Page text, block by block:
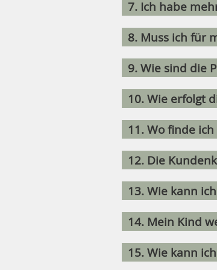
7. Ich habe
8. Muss ich für
9. Wie sind die
10. Wie erfolgt
11. Wo finde
12. Die
13. Wie kann
14. Mein Kind
15. Wie kann